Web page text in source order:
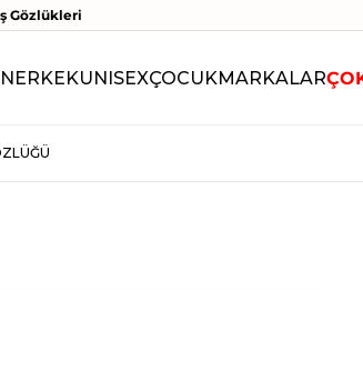
Gözlükleri
ERKEKUNISEXÇOCUKMARKALAR